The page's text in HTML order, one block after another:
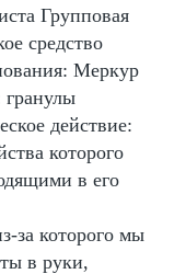
Групповая
средство
Меркур
гранулы
действие:
которого
в его
за которого мы
в руки,